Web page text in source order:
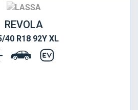
REVOLA
40 R18 92Y XL